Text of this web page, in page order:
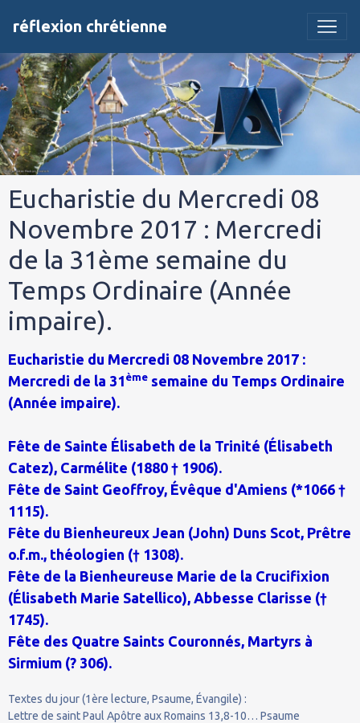
réflexion chrétienne
Eucharistie du Mercredi 08
Novembre 2017 : Mercredi
de la 31ème semaine du
Temps Ordinaire (Année
impaire).
Eucharistie du Mercredi 08 Novembre 2017 :
Mercredi de la 31ème semaine du Temps Ordinaire
(Année impaire).
Fête de Sainte Élisabeth de la Trinité (Élisabeth
Catez), Carmélite (1880 † 1906).
Fête de Saint Geoffroy, Évêque d'Amiens (*1066 †
1115).
Fête du Bienheureux Jean (John) Duns Scot, Prêtre
o.f.m., théologien († 1308).
Fête de la Bienheureuse Marie de la Crucifixion
(Élisabeth Marie Satellico), Abbesse Clarisse (†
1745).
Fête des Quatre Saints Couronnés, Martyrs à
Sirmium (? 306).
Textes du jour (1ère lecture, Psaume, Évangile) :
Lettre de saint Paul Apôtre aux Romains 13,8-10… Psaume